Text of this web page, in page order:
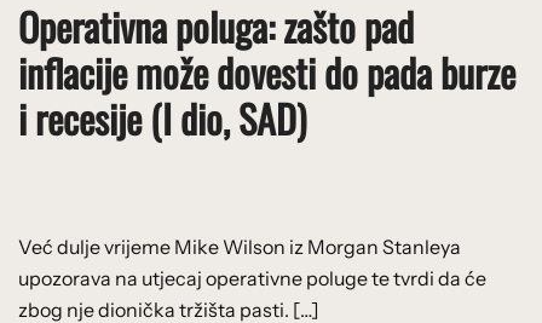
Operativna poluga: zašto pad
inflacije može dovesti do pada burze
i recesije (I dio, SAD)
Već dulje vrijeme Mike Wilson iz Morgan Stanleya
upozorava na utjecaj operativne poluge te tvrdi da će
zbog nje dionička tržišta pasti. […]